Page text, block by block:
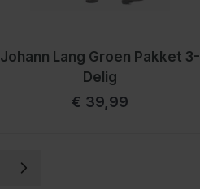
Johann Lang Groen Pakket 3-
Delig
Vanaf
€ 39,99